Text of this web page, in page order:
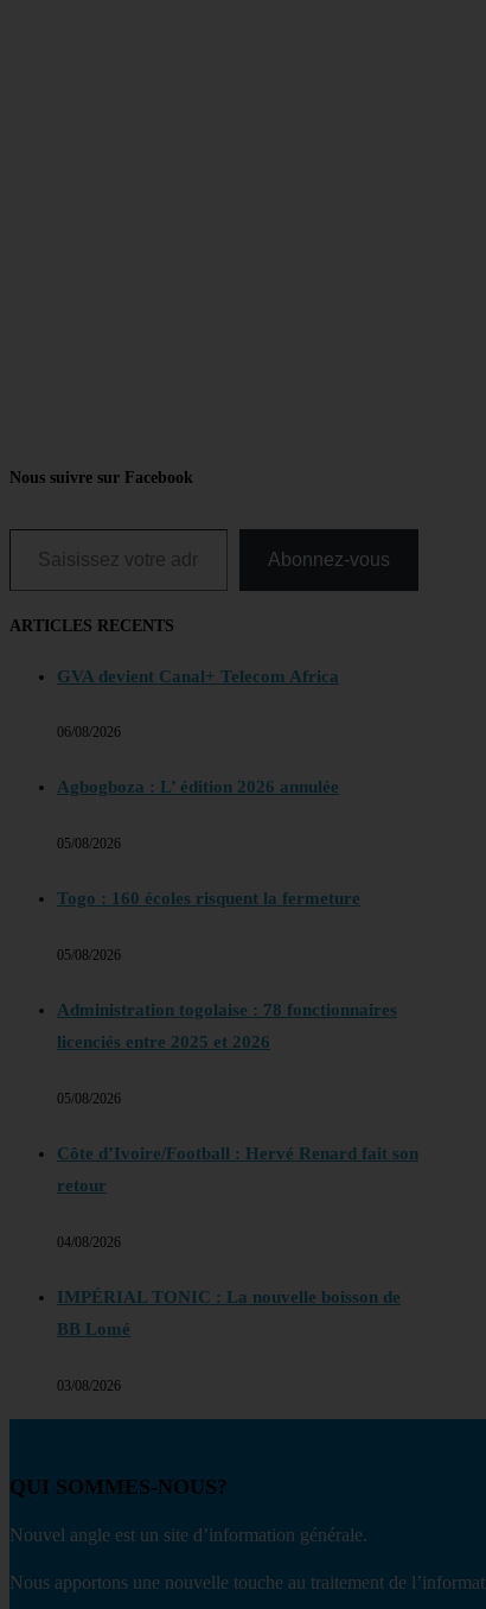
Nous suivre sur Facebook
Saisissez votre adresse e-mail…
Abonnez-vous
ARTICLES RECENTS
GVA devient Canal+ Telecom Africa
06/08/2026
Agbogboza : L’ édition 2026 annulée
05/08/2026
Togo : 160 écoles risquent la fermeture
05/08/2026
Administration togolaise : 78 fonctionnaires
licenciés entre 2025 et 2026
05/08/2026
Côte d’Ivoire/Football : Hervé Renard fait son
retour
04/08/2026
IMPÉRIAL TONIC : La nouvelle boisson de
BB Lomé
03/08/2026
QUI SOMMES-NOUS?
Nouvel angle est un site d’information générale.
Nous apportons une nouvelle touche au traitement de